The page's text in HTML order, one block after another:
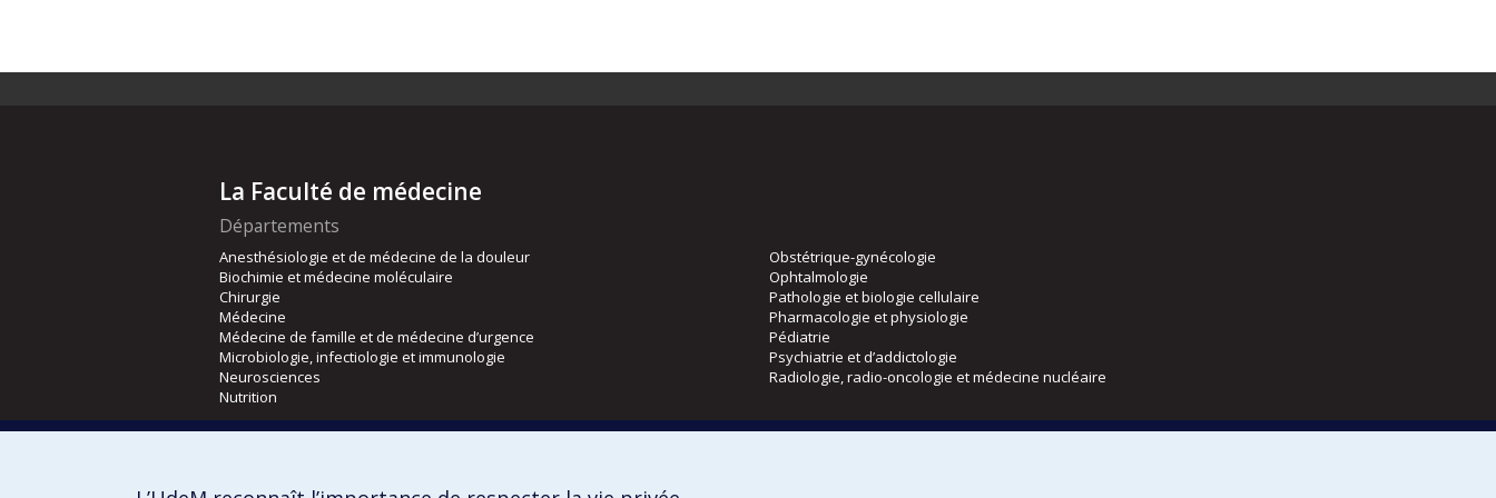
La Faculté de médecine
Départements
Anesthésiologie et de médecine de la douleur
Biochimie et médecine moléculaire
Chirurgie
Médecine
Médecine de famille et de médecine d’urgence
Microbiologie, infectiologie et immunologie
Neurosciences
Nutrition
Obstétrique-gynécologie
Ophtalmologie
Pathologie et biologie cellulaire
Pharmacologie et physiologie
Pédiatrie
Psychiatrie et d’addictologie
Radiologie, radio-oncologie et médecine nucléaire